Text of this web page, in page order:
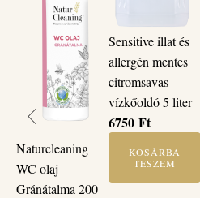
Naturcleaning
WC olaj
Gránátalma 200
Sensitive illat és
allergén mentes
citromsavas
vízkőoldó 5 liter
6750 Ft
KOSÁRBA
TESZEM